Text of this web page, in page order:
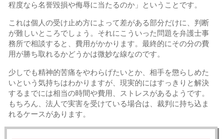
程度なら名誉毀損や侮辱に当たるのか」ということです。
これは個人の受け止め方によって差がある部分だけに、判断
が難しいところでしょう。それにこういった問題を弁護士事
務所で相談すると、費用がかかります。最終的にその分の費
用が勝ち取れるかどうかは微妙な線なのです。
少しでも精神的苦痛をやわらげたいとか、相手を懲らしめた
いという気持ちはわかりますが、現実的にはすっきりと解決
するまでには相当の時間や費用、ストレスがあるようです。
もちろん、法人で実害を受けている場合は、裁判に持ち込ま
れるケースがあります。